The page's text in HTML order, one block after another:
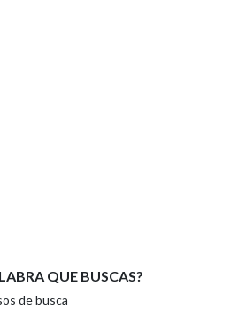
da política de
aparece na imaxe:
QUE BUSCAS?
de busca